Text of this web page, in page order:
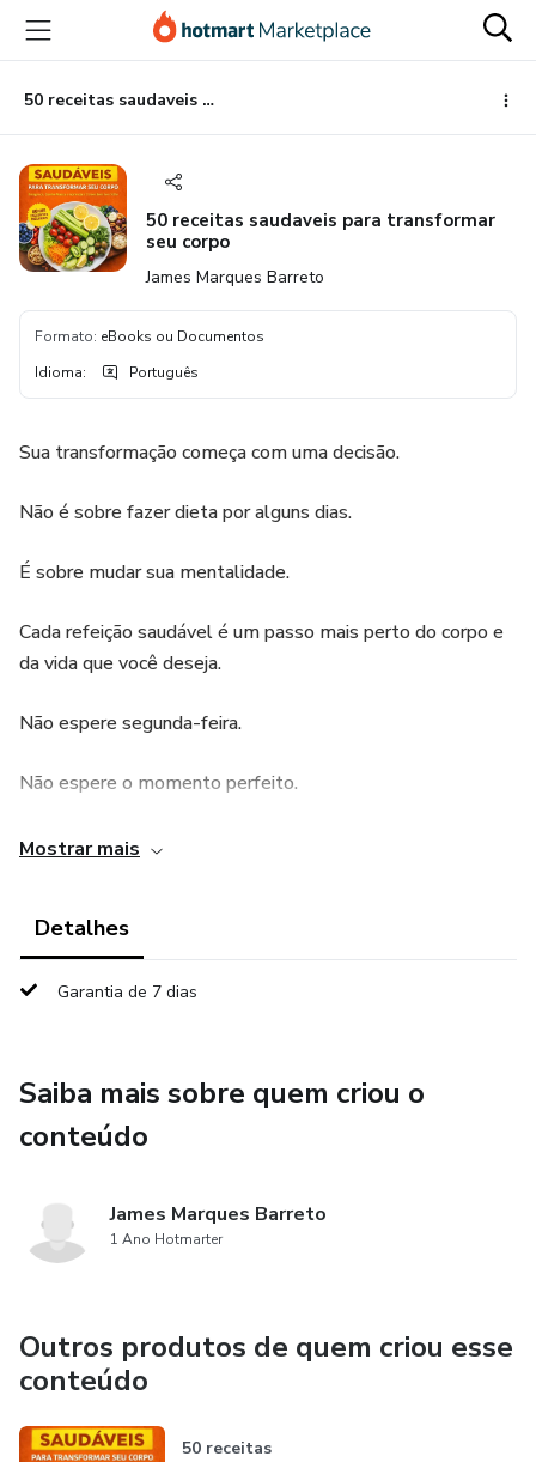
para
conteúdo
principal
para
pagamento
para
rodapé
50 receitas saudaveis para transformar seu corpo
50 receitas saudaveis para transformar
seu corpo
James Marques Barreto
Formato: eBooks ou Documentos
Idioma: Português
Sua transformação começa com uma decisão.
Não é sobre fazer dieta por alguns dias.
É sobre mudar sua mentalidade.
Cada refeição saudável é um passo mais perto do corpo e
da vida que você deseja.
Não espere segunda-feira.
Não espere o momento perfeito.
Comece hoje.
Mas comece.
Mostrar mais
Detalhes
Garantia de 7 dias
Saiba mais sobre quem criou o
conteúdo
James Marques Barreto
1 Ano Hotmarter
Outros produtos de quem criou esse
conteúdo
50 receitas